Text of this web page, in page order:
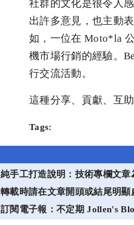
社群的文化是很令人
出許多意見，也主動
如，一位在 Moto*la
機市場行銷的經驗。
行交流活動。
這種分享、貢獻、互
Tags:
純手工打造說明：技術專欄文
轉載時請在文章開頭或結尾明顯
訂閱電子報：不定期 Jollen's